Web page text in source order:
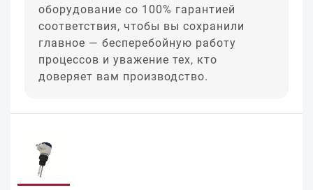
оборудование со 100% гарантией
соответствия, чтобы вы сохранили
главное — бесперебойную работу
процессов и уважение тех, кто
доверяет вам производство.